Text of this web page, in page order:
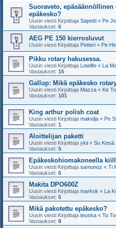
Suoraveto, epäsäännöllinen
epäkesko?
Uusin viesti Kirjoittaja Sapetti « Pe
Vastaukset: 6
AEG PE 150 kierrosluvut
Uusin viesti Kirjoittaja Petteri « Pe
Pikku rotary hakusessa.
Uusin viesti Kirjoittaja Lowlife « La
Vastaukset: 15
Gallup: Mikä epäkesko
Uusin viesti Kirjoittaja Mazza « Ke
Vastaukset: 101
King arthur polish coat
Uusin viesti Kirjoittaja makelja « Pe
Vastaukset: 1
Aloittelijan paketti
Uusin viesti Kirjoittaja ykii « Su Kesä
Vastaukset: 5
Epäkeskohiomakoneella
Uusin viesti Kirjoittaja samunoz « Ti
Vastaukset: 6
Makita DPO600Z
Uusin viesti Kirjoittaja markok « La
Vastaukset: 5
Mikä pakotettu epäkesko?
Uusin viesti Kirjoittaja teuska « To
Vastaukset: 8